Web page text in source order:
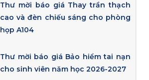
Thư mời báo giá Thay trần thạch
cao và đèn chiếu sáng cho phòng
họp A104
Thư mời báo giá Bảo hiểm tai nạn
cho sinh viên năm học 2026-2027